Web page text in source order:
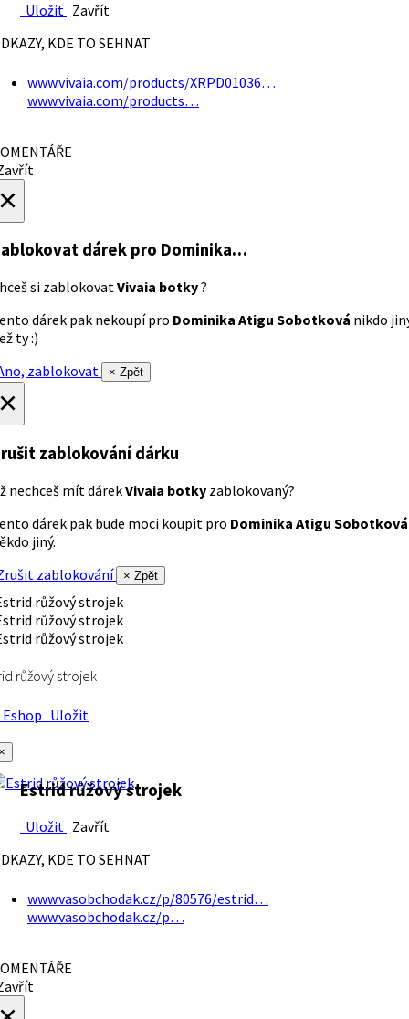
Uložit Zavřít
KDE TO SEHNAT
www.vivaia.com/products/XRPD01036…
www.vivaia.com/products…
dárek pro Dominika…
si zablokovatVivaia botky?
dárek pak nekoupí pro Dominika Atigu Sobotková nikdo
ty :)
zablokovat
× Zpět
zablokování dárku
nechceš mít dárekVivaia botky zablokovaný?
dárek pak bude moci koupit pro Dominika Atigu Sobotková
jiný.
zablokování
× Zpět
růžový strojek
Uložit
Estrid růžový strojek
Uložit Zavřít
KDE TO SEHNAT
www.vasobchodak.cz/p/80576/estrid…
www.vasobchodak.cz/p…